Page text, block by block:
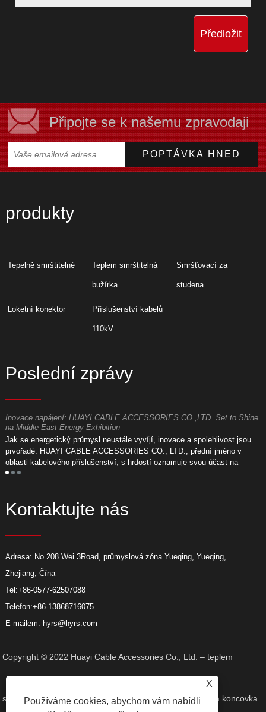
Předložit
Připojte se k našemu zpravodaji
produkty
Tepelně smrštitelné Teplem smrštitelná
bužírka
Smršťovací za
studena
Loketní konektor Příslušenství kabelů
110kV
Poslední zprávy
Inovace napájení: HUAYI CABLE ACCESSORIES CO.,LTD. Set to Shine
na Middle East Energy Exhibition
Jak se energetický průmysl neustále vyvíjí, inovace a spolehlivost jsou
prvořadé. HUAYI CABLE ACCESSORIES CO., LTD., přední jméno v
oblasti kabelového příslušenství, s hrdostí oznamuje svou účast na
nadcházející výstavě energie na Blízkém východě.
Kontaktujte nás
Adresa: No.208 Wei 3Road, průmyslová zóna Yueqing, Yueqing,
Zhejiang, Čína
Tel:+86-0577-62507088
Telefon:+86-13868716075
E-mailem: hyrs@hyrs.com
Copyright © 2022 Huayi Cable Accessories Co., Ltd. – teplem
smrštitelná bužírka, kolenový konektor, teplem smrštitelná koncovka
X
Používáme cookies, abychom vám nabídli